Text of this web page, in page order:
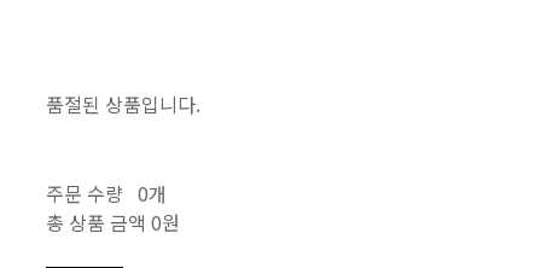
품절된 상품입니다.
주문 수량 0개
총 상품 금액 0원